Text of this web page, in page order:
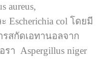
aureus,
Escherichia col โดยมี
สกัดเอทานอลจาก
า Aspergillus niger